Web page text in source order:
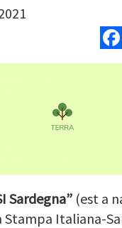
Sardegna” (est a
Italiana-